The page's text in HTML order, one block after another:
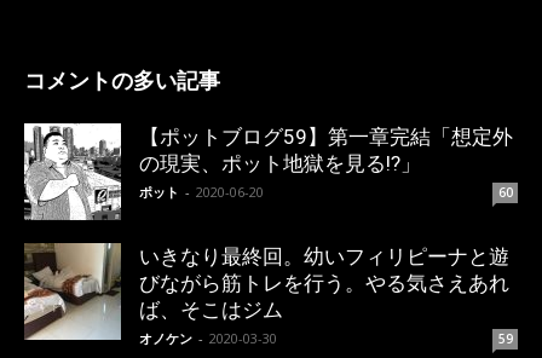
コメントの多い記事
【ポットブログ59】第一章完結「想定外
の現実、ポット地獄を見る!?」
ポット - 2020-06-20 60
いきなり最終回。幼いフィリピーナと遊
びながら筋トレを行う。やる気さえあれ
ば、そこはジム
オノケン - 2020-03-30 59